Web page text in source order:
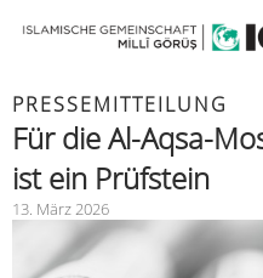
PRESSEMITTEILUNG
Für die Al-Aqsa-
ist ein Prüfstein
13. März 2026